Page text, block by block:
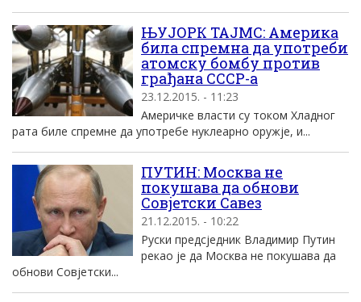
ЊУЈОРК ТАЈМС: Америка
била спремна да употреби
атомску бомбу против
грађана СССР-а
23.12.2015. - 11:23
Америчке власти су током Хладног
рата биле спремне да употребе нуклеарно оружје, и...
ПУТИН: Москва не
покушава да обнови
Совјетски Савез
21.12.2015. - 10:22
Руски предсједник Владимир Путин
рекао је да Москва не покушава да
обнови Совјетски...